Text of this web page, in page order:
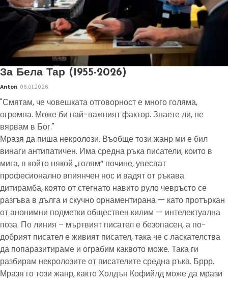
За Бела Тар (1955-2026)
Anton 06.01.2026
"Смятам, че човешката отговорност е много голяма,
огромна. Може би най-важният фактор. Знаете ли, не
вярвам в Бог."
Мразя да пиша некролози. Въобще този жанр ми е бил
винаги антипатичен. Има средна ръка писатели, които в
мига, в който някой „голям“ почине, увесват
професионално впиянчен нос и вадят от ръкава
дитирамба, която от стегнато навито руло чевръсто се
разгъва в дълга и скучно орнаментирана — като протъркан
от анонимни подметки обществен килим — интелектуална
поза. По линия – мъртвият писател е безопасен, а по-
добрият писател е живият писател, така че с ласкателства
да попаразитираме и ограбим каквото може. Така ги
разбирам некролозите от писателите средна ръка. Бррр.
Мразя го този жанр, както Холдън Кофийлд може да мрази